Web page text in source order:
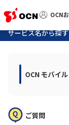
OCN
OCNお客さ
サポート
サービス名から探
OCN モバイ
ご質問